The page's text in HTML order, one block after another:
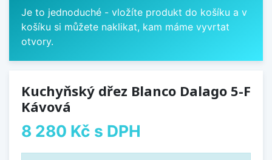
Je to jednoduché - vložíte produkt do košíku a v
košíku si můžete naklikat, kam máme vyvrtat
otvory.
Kuchyňský dřez Blanco Dalago 5-F
Kávová
8 280 Kč s DPH